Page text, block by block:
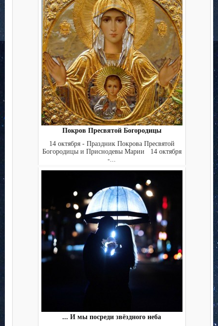
Покров Пресвятой Богородицы
14 октября - Праздник Покрова Пресвятой
Богородицы и Приснодевы Марии 14 октября
-...
... И мы посреди звёздного неба